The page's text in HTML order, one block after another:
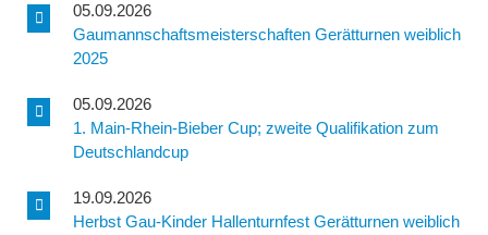
05.09.2026
Gaumannschaftsmeisterschaften Gerätturnen weiblich
2025
05.09.2026
1. Main-Rhein-Bieber Cup; zweite Qualifikation zum
Deutschlandcup
19.09.2026
Herbst Gau-Kinder Hallenturnfest Gerätturnen weiblich